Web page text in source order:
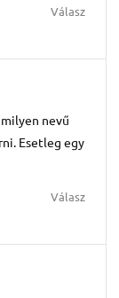
Válasz
nevű
Esetleg egy
Válasz